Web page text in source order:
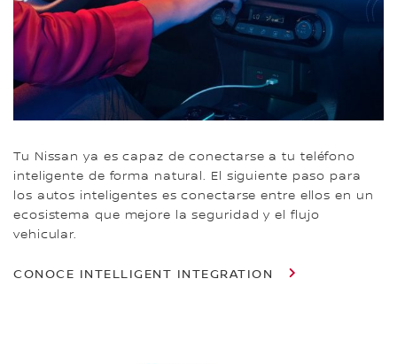
Tu Nissan ya es capaz de conectarse a tu teléfono
inteligente de forma natural. El siguiente paso para
los autos inteligentes es conectarse entre ellos en un
ecosistema que mejore la seguridad y el flujo
vehicular.
CONOCE INTELLIGENT INTEGRATION